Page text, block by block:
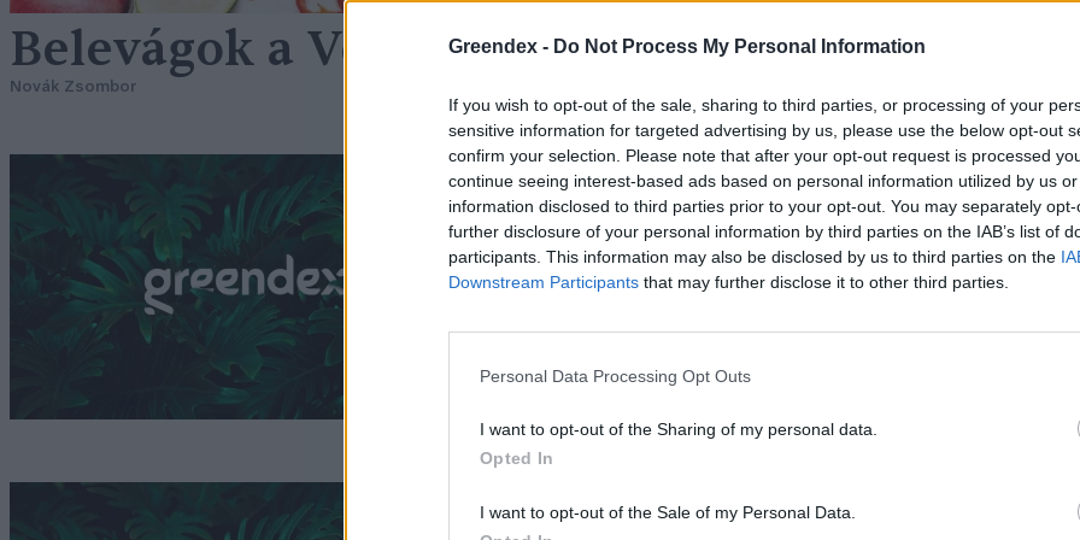
Greendex - Do Not Process My Personal Information
If you wish to opt-out of the sale, sharing to third parties, or processing of your
sensitive information for targeted advertising by us, please use the below opt-out
confirm your selection. Please note that after your opt-out request is processed
continue seeing interest-based ads based on personal information utilized by us
information disclosed to third parties prior to your opt-out. You may separately
further disclosure of your personal information by third parties on the IAB’s list of
participants. This information may also be disclosed by us to third parties on the
Downstream Participants that may further disclose it to other third parties.
Personal Data Processing Opt Outs
I want to opt-out of the Sharing of my personal data.
Opted In
I want to opt-out of the Sale of my Personal Data.
Belevágok a Veganuárba!
Novák Zsombor
Mit szólnál egy vásárlásmentes
kihíváshoz?
Greendex Szemle
Mit gondolnak a gyerekek a